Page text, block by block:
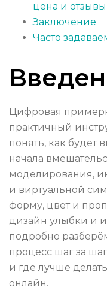
цена и
Заключение
Часто
Цифровая
практичный
понять, как будет
начала
моделирования,
и виртуальной
форму, цвет и
дизайн улыбки и
подробно
процесс шаг за
и где лучше
онлайн.